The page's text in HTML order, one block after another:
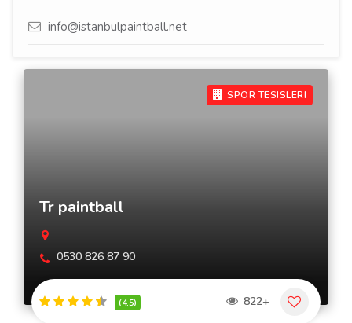
info@istanbulpaintball.net
SPOR TESISLERI
Tr paintball
0530 826 87 90
(4.5) 822+